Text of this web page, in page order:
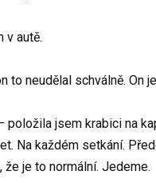
v autě.
to neudělal schválně. On
jsem krabici na
Na každém setkání.
že je to normální. Jedeme.